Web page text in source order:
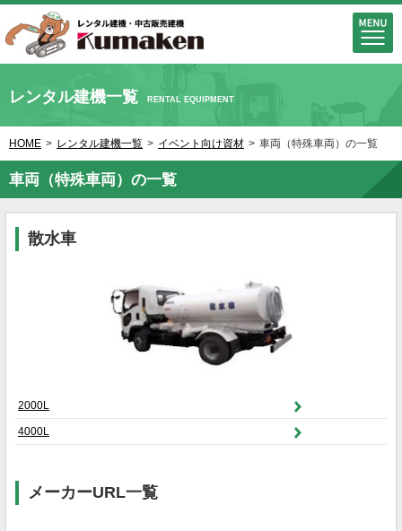
レンタル建機一覧 RENTAL EQUIPMENT
HOME > レンタル建機一覧 > イベント向け資材 > 車両（特殊車両）の一覧
車両（特殊車両）の一覧
散水車
2000L
4000L
メーカーURL一覧